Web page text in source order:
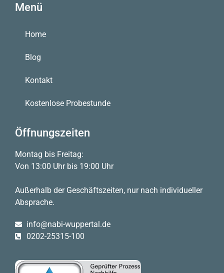
Menü
Home
Blog
Kontakt
Kostenlose Probestunde
Öffnungszeiten
Montag bis Freitag:
Von 13:00 Uhr bis 19:00 Uhr
Außerhalb der Geschäftszeiten, nur nach individueller
Absprache.
info@nabi-wuppertal.de
0202-25315-100